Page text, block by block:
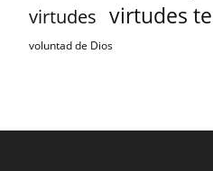
virtudes virtudes
voluntad de Dios